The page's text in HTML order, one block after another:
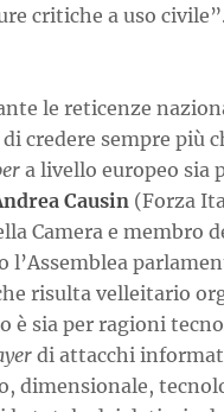
critiche a uso civile”.
le reticenze
credere sempre più
a livello europeo sia
Causin (Forza
Camera e membro
risulta velleitario
è sia per ragioni
di attacchi
dimensionale,